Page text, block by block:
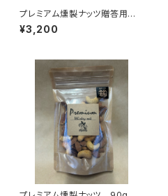
プレミアム燻製ナッツ贈答用 4
5g×2袋×2箱（化粧箱入り）
¥3,200